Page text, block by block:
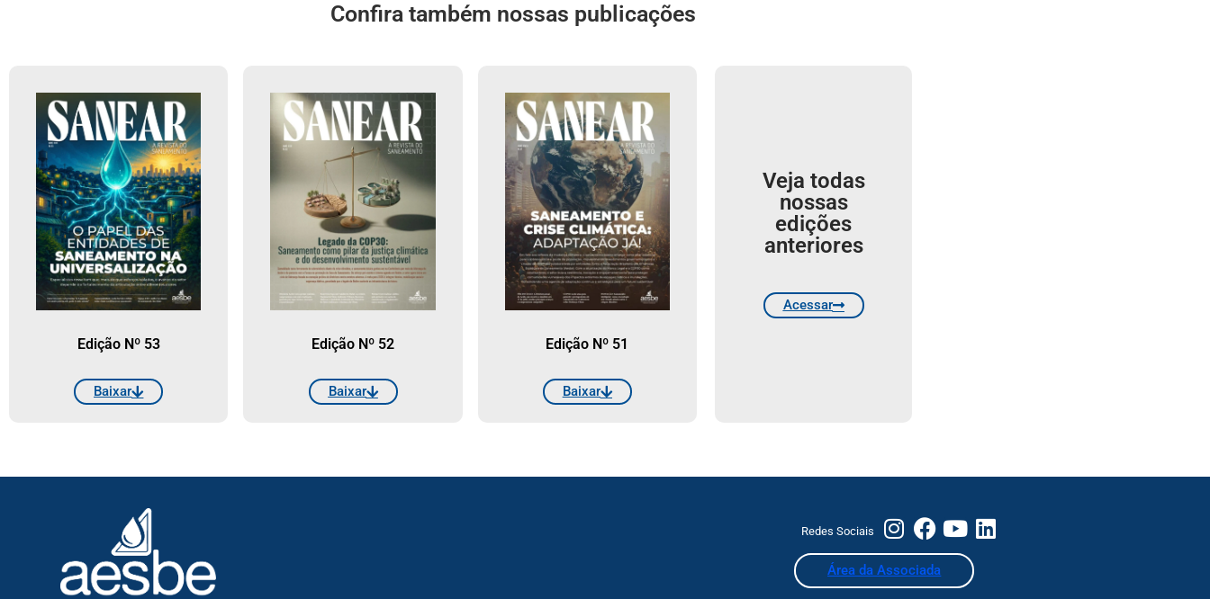
Confira também nossas publicações
Edição Nº 53
Baixar
Edição Nº 52
Baixar
Edição Nº 51
Baixar
Veja todas
nossas
edições
anteriores
Acessar
Redes Sociais
Área da Associada